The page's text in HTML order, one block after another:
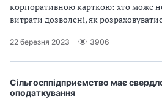
корпоративною карткою: хто може
витрати дозволені, як
22 березня 2023 3906
Сільгосппідприємство має
оподаткування